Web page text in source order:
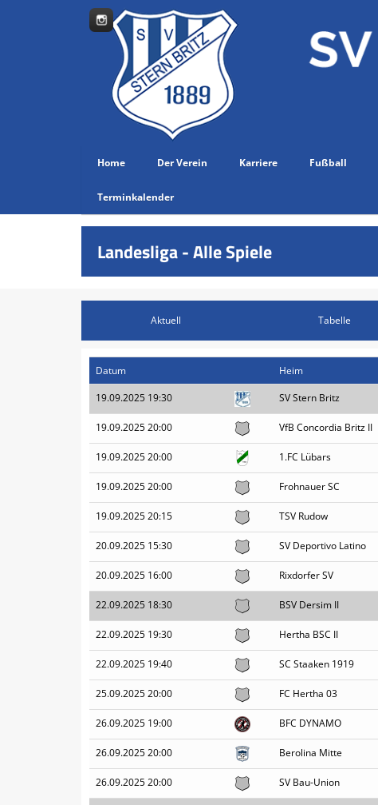
Home Der Verein Karriere Fußball
Terminkalender
Landesliga - Alle Spiele
Aktuell Tabelle
Datum Heim
19.09.2025 19:30
SV Stern Britz
19.09.2025 20:00 VfB Concordia Britz II
19.09.2025 20:00 1.FC Lübars
19.09.2025 20:00 Frohnauer SC
19.09.2025 20:15 TSV Rudow
20.09.2025 15:30 SV Deportivo Latino
20.09.2025 16:00 Rixdorfer SV
22.09.2025 18:30 BSV Dersim II
22.09.2025 19:30 Hertha BSC II
22.09.2025 19:40 SC Staaken 1919
25.09.2025 20:00 FC Hertha 03
26.09.2025 19:00 BFC DYNAMO
26.09.2025 20:00 Berolina Mitte
26.09.2025 20:00 SV Bau-Union